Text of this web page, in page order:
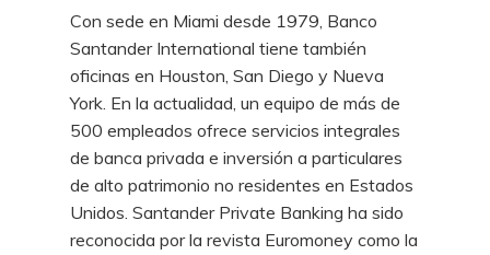
Con sede en Miami desde 1979, Banco
Santander International tiene también
oficinas en Houston, San Diego y Nueva
York. En la actualidad, un equipo de más de
500 empleados ofrece servicios integrales
de banca privada e inversión a particulares
de alto patrimonio no residentes en Estados
Unidos. Santander Private Banking ha sido
reconocida por la revista Euromoney como la